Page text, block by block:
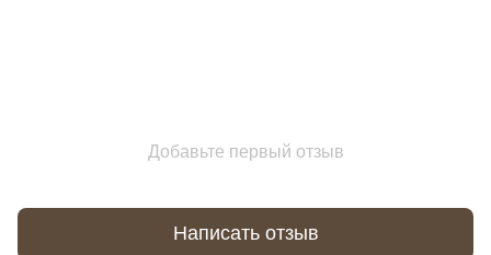
Добавьте первый отзыв
Написать отзыв